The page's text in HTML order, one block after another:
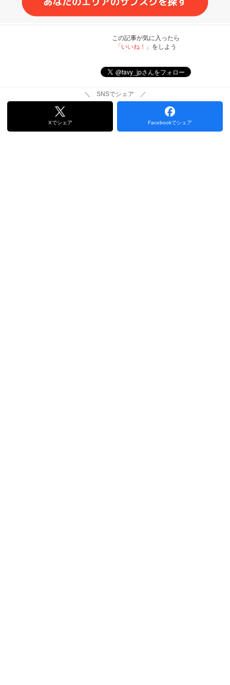
この記事が気に入ったら
「いいね！」 をしよう
＼ SNSでシェア ／
Xでシェア Facebookでシェア